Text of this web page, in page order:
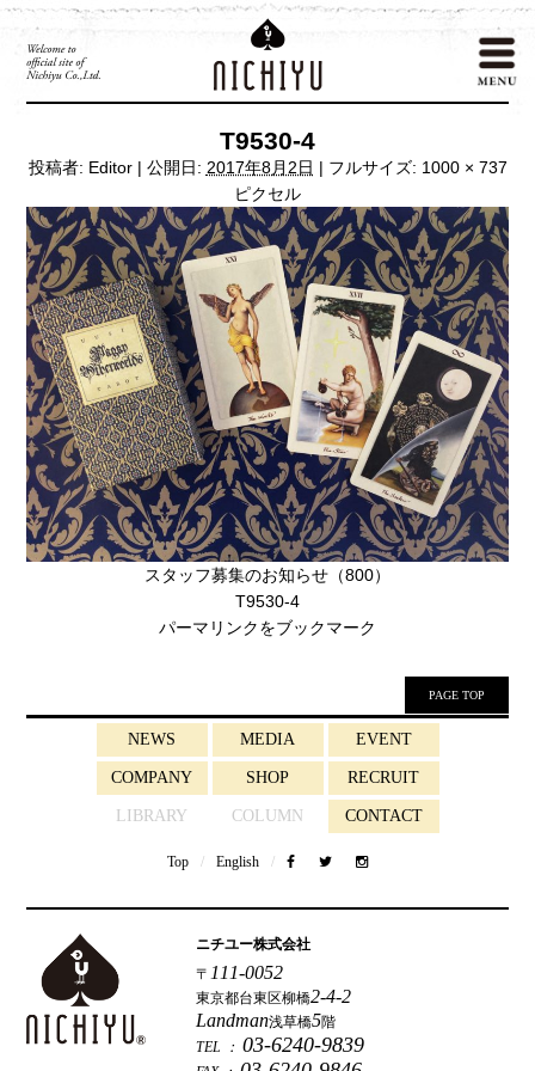
T9530-4
投稿者: Editor | 公開日: 2017年8月2日 | フルサイズ: 1000 × 737
ピクセル
スタッフ募集のお知らせ（800）
T9530-4
パーマリンクをブックマーク
PAGE TOP
NEWS MEDIA EVENT
COMPANY SHOP RECRUIT
LIBRARY COLUMN CONTACT
Top / English /
ニチユー株式会社
〒 111-0052
東京都台東区柳橋2-4-2
Landman浅草橋5階
TEL ： 03-6240-9839